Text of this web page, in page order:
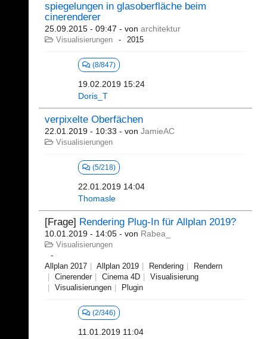
spiegelungen in glasoberfläche beim
cinerenderer
25.09.2015 - 09:47 - von architektur
Visualisierungen 2015
(8/847)
19.02.2019 15:24
Doris_T
verpixelte Oberfächen
22.01.2019 - 10:33 - von JamieAC
Visualisierungen
(5/218)
22.01.2019 14:04
Thomasle
[Frage] Rendering Plug-In für Allplan 2019?
10.01.2019 - 14:05 - von Rabea_
Visualisierungen
Allplan 2017 Allplan 2019 Rendering
Rendern
Cinerender
Cinema 4D
Visualisierung
Visualisierungen
Plugin
(2/346)
11.01.2019 11:04